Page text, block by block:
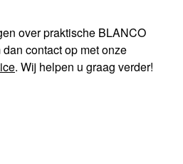
over praktische BLANCO
contact op met onze
. Wij helpen u graag verder!